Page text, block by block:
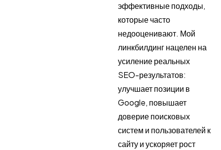
эффективные подходы,
которые часто
недооценивают. Мой
линкбилдинг нацелен на
усиление реальных
SEO-результатов:
улучшает позиции в
Google, повышает
доверие поисковых
систем и пользователей к
сайту и ускоряет рост